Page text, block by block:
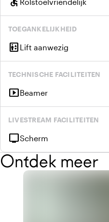
TOEGANKELIJKHEID
elevator Lift aanwezig
TECHNISCHE FACILITEITEN
smart_displayBeamer
LIVESTREAM FACILITEITEN
tvScherm
Ontdek meer